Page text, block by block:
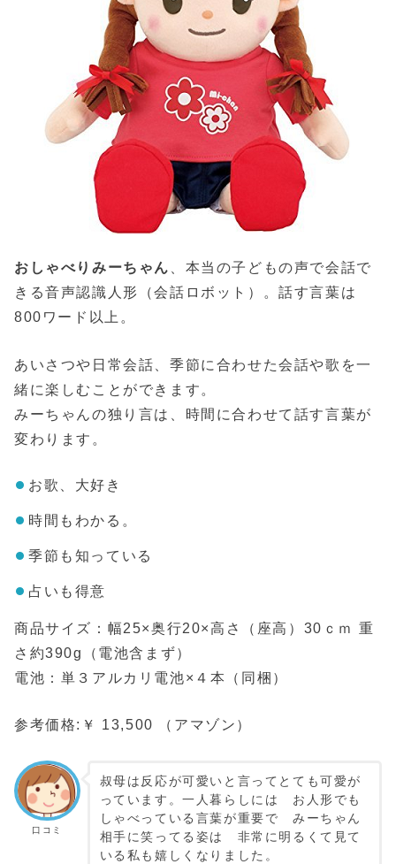
おしゃべりみーちゃん
、本当の子どもの声で会話で
きる音声認識人形（会話ロボット）。話す言葉は
800ワード以上。
あいさつや日常会話、季節に合わせた会話や歌を一
緒に楽しむことができます。
みーちゃんの独り言は、時間に合わせて話す言葉が
変わります。
お歌、大好き
時間もわかる。
季節も知っている
占いも得意
商品サイズ：幅25×奥行20×高さ（座高）30ｃｍ 重
さ約390g（電池含まず）
電池：単３アルカリ電池×４本（同梱）
参考価格:￥ 13,500 （アマゾン）
口コミ
叔母は反応が可愛いと言ってとても可愛が
っています。一人暮らしには お人形でも
しゃべっている言葉が重要で みーちゃん
相手に笑ってる姿は 非常に明るくて見て
いる私も嬉しくなりました。